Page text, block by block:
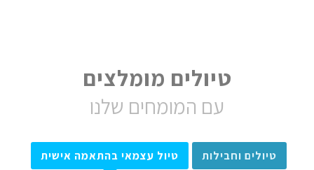
טיולים מומלצים
עם המומחים שלנו
טיולים וחבילות טיול עצמאי בהתאמה אישית